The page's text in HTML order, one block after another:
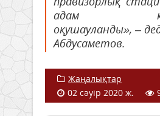
адам
оқушауланды», –
Абдусаметов.
Жаңалықтар
02 сәуір 2020 ж.